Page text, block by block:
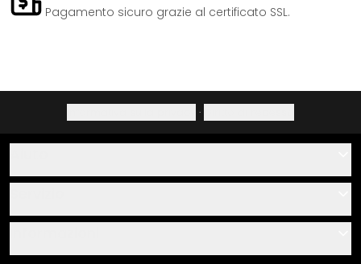
Pagamento sicuro grazie al certificato SSL.
·
Chi siamo
Istruzioni di posa e montaggio